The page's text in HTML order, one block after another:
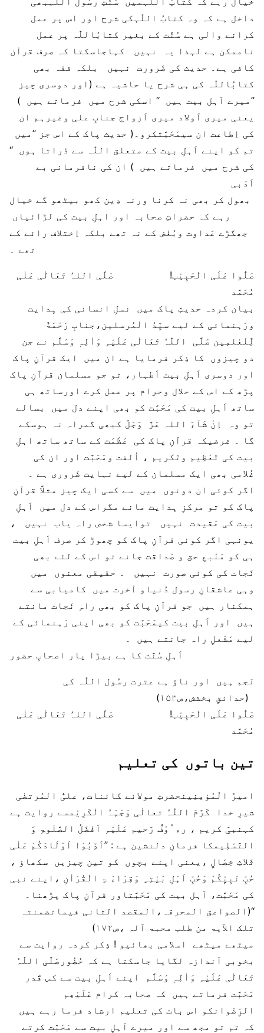
داخل ہے کہ وہ کتابُ اللّٰہکی شرح اور اس پر عمل
کرانے والی ہے سُنَّت کے بغیر کتابُاللّٰہ پر عمل
ناممکن ہے لہذا یہ نہیں کہاجاسکتا کہ صرف قرآن
کافی ہے۔ حدیث کی ضَرورت نہیں بلکہ فقہ بھی
کتابُاللّٰہ کی ہی شرح یا حاشیہ ہے (اور دوسری چیز
’’میرے اَہل بیت ہیں ‘‘ اسکی شرح میں فرماتے ہیں )
یعنی میری اَولاد میری اَزواج جنابِ علی وغیرہم ان
کی اِطاعت ان سیمَحَبَّتکرو۔( حدیث پاک کے اس جز ’’میں
تم کو اپنے اَہلِ بیت کے متعلق اللّٰہ سے ڈراتا ہوں ‘‘
کی شرح میں فرماتے ہیں ) ان کی نافرمانی بے
اَدَبی
بھول کر بھی نہ کرنا ورنہ دِین کھو بیٹھو گے خیال
رہے کہ حضراتِ صحابہ اور اہلِ بیت کی لڑائیاں
جھگڑے عَداوت وبُغْض کے نہ تھے بلکہ اِختلاف رائے کے
تھے ۔
صَلُّوا عَلَی الْحَبِیْب! صَلَّی اللہُ تَعَالٰی عَلٰی
مُحَمَّد
بیان کردہ حدیثِ پاک میں نسلِ انسانی کی ہِدایت
ورَہنمائی کے لیے سیِّدُ الْمُرسلین،جنابِ رَحْمَۃٌ
لِّلْعٰلمِین صَلَّی اللّٰہُ تَعَالٰی عَلَیْہِ وَاٰلِہٖ وَسَلَّم نے جن
دو چیزوں کا ذِکر فرمایا ہے ان میں ایک قرآنِ پاک
اور دوسری اَہلِ بیت اَطہار، تو جو مسلمان قرآنِ پاک
پڑھ کے اس کے حلال وحرام پر عمل کرے اورساتھ ہی
ساتھ اَہلِ بیت کی مَحَبَّت کو بھی اپنے دل میں بسالے
تو وہ اِنْ شَآءَ اللہ عَزَّ وَجَلَّ کبھی گمراہ نہ ہوسکے
گا ۔ غرضیکہ قرآنِ پاک کی عَظْمَت کے ساتھ ساتھ اہلِ
بیت کی تَعْظِیم وتَکریم ، اُلفت ومَحَبَّت اور ان کی
غُلامی بھی ایک مسلمان کے لیے نہایت ضَروری ہے ۔
اگر کوئی ان دونوں میں سے کسی ایک چیز مثلاً قرآنِ
پاک کو تو مرکزِ ہِدایت مانے مگراس کے دل میں اَہلِ
بیت کی عَقیدت نہیں توایسا شخص راہ یاب نہیں ،
یونہی اگر کوئی قرآنِ پاک کو چھوڑ کر صرف اَہلِ بیت
ہی کو مَنْبعِ حق و صَداقت جانے تو اس کے لئے بھی
نَجات کی کوئی صورت نہیں ۔ حقیقی معنوں میں
وہی عاشقانِ رسول دُنیاو آخرت میں کامیابی سے
ہمکنار ہیں جو قرآنِ پاک کو بھی راہِ نَجات مانتے
ہیں اور اَہلِ بیت کیمَحَبَّت کو بھی اپنی رَہنمائی کے
لیے مَشْعلِ راہ جانتے ہیں ۔
اَہلِ سُنَّت کا ہے بیڑا پار اصحابِ حضور
نَجم ہیں اور ناؤ ہے عترت رسُول اللّٰہ کی
(حدائقِ بخشش،ص۱۵۳)
صَلُّوا عَلَی الْحَبِیْب! صَلَّی اللہُ تَعَالٰی عَلٰی
مُحَمَّد
تین باتوں کی تعلیم
امیرُ الْمُؤمِنِینحضرتِ مولائے کائنات، علیُّ المُرتضٰی
شیرِ خدا کَرَّمَ اللّٰہُ تعالٰی وَجْہَہُ الْکَرِیْمسے روایت ہے
کہنبیِّ کریم ، رء ُوْفٌ رّحیم عَلَیْہِ اَفْضَلُ الصَّلٰوۃِ وَ
التَّسْلِیمکا فرمانِ دلنشین ہے : ’’اَدِّبُوْا اَوْلَادَکُمْ عَلٰی
ثَلاثِ خِصَالٍ ،یعنی اپنے بچوں کو تین چیزیں سکھاؤ ،
حُبِّ نَبِیِّکُمْ وَحُبِّ اَہْلِ بَیْتِہِِ وَقِرَاءَ ۃِ الْقُرْاٰنِ ،اپنے نبی
کی مَحَبَّت، اَہل بیت کی مَحَبَّتاور قرآنِ پاک پڑھنا۔
‘‘(الصواعق المحرقہ،المقصد الثانی فیماتضمنتہ
تلک الآیۃ من طلب محبۃ آلہ ،ص۱۷۲)
میٹھے میٹھے اسلامی بھائیو ! ذِکر کردہ روایت سے
بخوبی اَندازہ لگایا جاسکتا ہے کہ حُضُورصَلَّی اللّٰہُ
تَعَالٰی عَلَیْہِ وَاٰلِہٖ وَسَلَّم اپنے اَہلِ بیت سے کس قَدر
مَحَبَّت فرماتے ہیں کہ صحابہ کرام عَلَیْھِم
الرِّضْوانکو اس بات کی تعلیم ارشاد فرما رہے ہیں
کہ تم تو مجھ سے اور میرے اَہلِ بیت سے مَحَبَّت کرتے